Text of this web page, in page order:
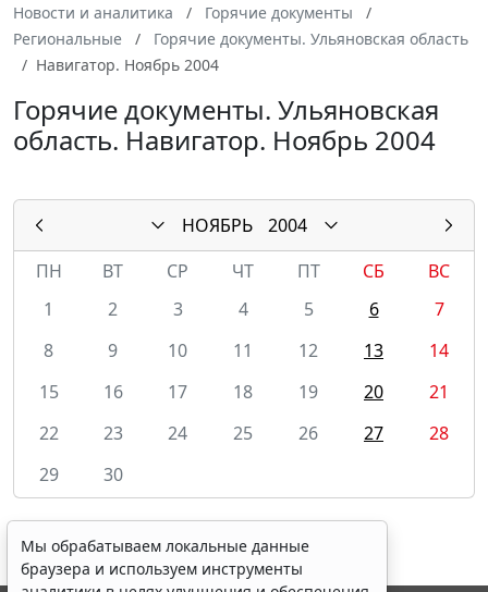
Новости и аналитика
Горячие документы
Региональные
Горячие документы. Ульяновская область
Навигатор. Ноябрь 2004
Горячие документы. Ульяновская
область. Навигатор. Ноябрь 2004
НОЯБРЬ
2004
ПН
ВТ СР ЧТ ПТ СБ
ВС
1
2 3 4 5 6
7
8
9 10 11 12 13
14
15
16 17 18 19 20
21
22
23 24 25 26 27
28
29
30
Мы обрабатываем локальные данные
браузера и используем инструменты